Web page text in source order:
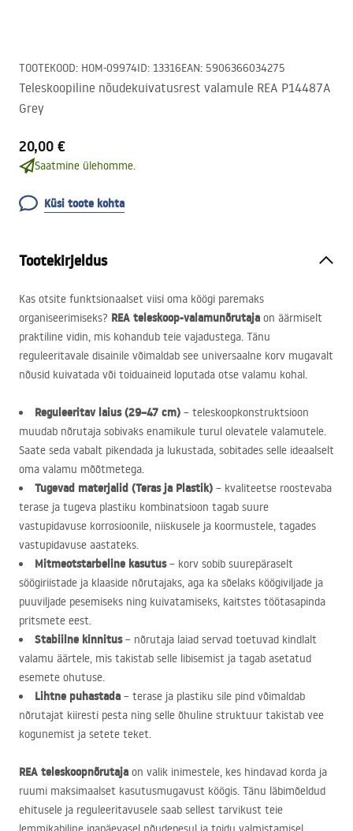
TOOTEKOOD: HOM-09974ID: 13316EAN: 5906366034275
Teleskoopiline nõudekuivatusrest valamule REA P14487A
Grey
20,00 €
Saatmine ülehomme.
Küsi toote kohta
Tootekirjeldus
Kas otsite funktsionaalset viisi oma köögi paremaks
organiseerimiseks? REA teleskoop-valamunõrutaja on äärmiselt
praktiline vidin, mis kohandub teie vajadustega. Tänu
reguleeritavale disainile võimaldab see universaalne korv mugavalt
nõusid kuivatada või toiduaineid loputada otse valamu kohal.
Reguleeritav laius (29–47 cm) – teleskoopkonstruktsioon
muudab nõrutaja sobivaks enamikule turul olevatele valamutele.
Saate seda vabalt pikendada ja lukustada, sobitades selle ideaalselt
oma valamu mõõtmetega.
Tugevad materjalid (Teras ja Plastik) – kvaliteetse roostevaba
terase ja tugeva plastiku kombinatsioon tagab suure
vastupidavuse korrosioonile, niiskusele ja koormustele, tagades
vastupidavuse aastateks.
Mitmeotstarbeline kasutus– korv sobib suurepäraselt
söögiriistade ja klaaside nõrutajaks, aga ka sõelaks köögiviljade ja
puuviljade pesemiseks ning kuivatamiseks, kaitstes töötasapinda
pritsmete eest.
Stabiilne kinnitus– nõrutaja laiad servad toetuvad kindlalt
valamu äärtele, mis takistab selle libisemist ja tagab asetatud
esemete ohutuse.
Lihtne puhastada – terase ja plastiku sile pind võimaldab
nõrutajat kiiresti pesta ning selle õhuline struktuur takistab vee
kogunemist ja setete teket.
REA teleskoopnõrutaja on valik inimestele, kes hindavad korda ja
ruumi maksimaalset kasutusmugavust köögis. Tänu läbimõeldud
ehitusele ja reguleeritavusele saab sellest tarvikust teie